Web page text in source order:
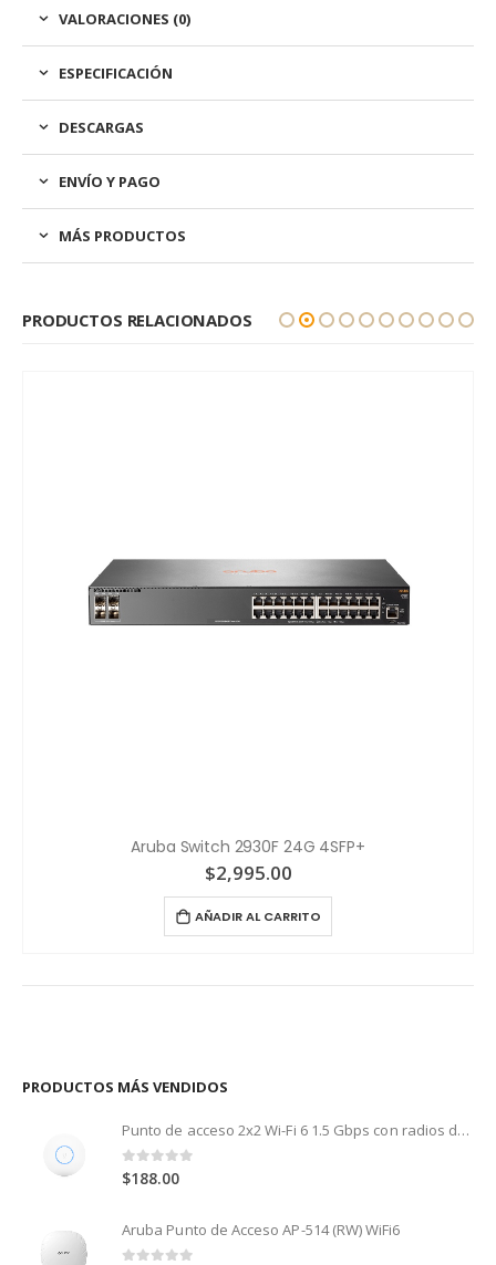
VALORACIONES (0)
ESPECIFICACIÓN
DESCARGAS
ENVÍO Y PAGO
MÁS PRODUCTOS
PRODUCTOS RELACIONADOS
Aruba Switch 2930F 24G 4SFP+
$2,995.00
AÑADIR AL CARRITO
PRODUCTOS MÁS VENDIDOS
Punto de acceso 2x2 Wi-Fi 6 1.5 Gbps con radios de 5 GHz (MU-MIMO y OFDMA) y 2.4 GHz (MIMO)
0out of 5
$188.00
Aruba Punto de Acceso AP-514 (RW) WiFi6